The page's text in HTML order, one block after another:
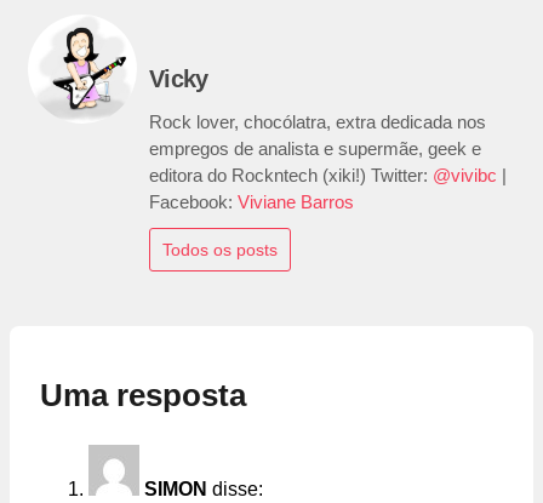
Vicky
Rock lover, chocólatra, extra dedicada nos
empregos de analista e supermãe, geek e
editora do Rockntech (xiki!) Twitter: @vivibc |
Facebook: Viviane Barros
Todos os posts
Uma resposta
SIMON disse: